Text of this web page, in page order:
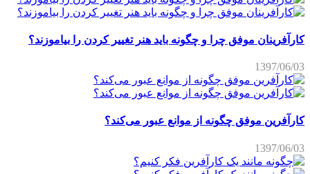
کارآفرینان موفق چرا و چگونه باید هنر تغییر کردن را بیاموزند؟
1397/06/03
کارآفرین موفق چگونه از موانع عبور می‌کند؟
1397/06/03